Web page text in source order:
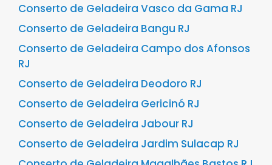
Conserto de Geladeira Vasco da Gama RJ
Conserto de Geladeira Bangu RJ
Conserto de Geladeira Campo dos Afonsos
RJ
Conserto de Geladeira Deodoro RJ
Conserto de Geladeira Gericinó RJ
Conserto de Geladeira Jabour RJ
Conserto de Geladeira Jardim Sulacap RJ